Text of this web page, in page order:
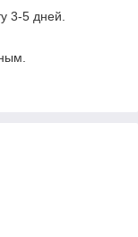
3-5 дней.